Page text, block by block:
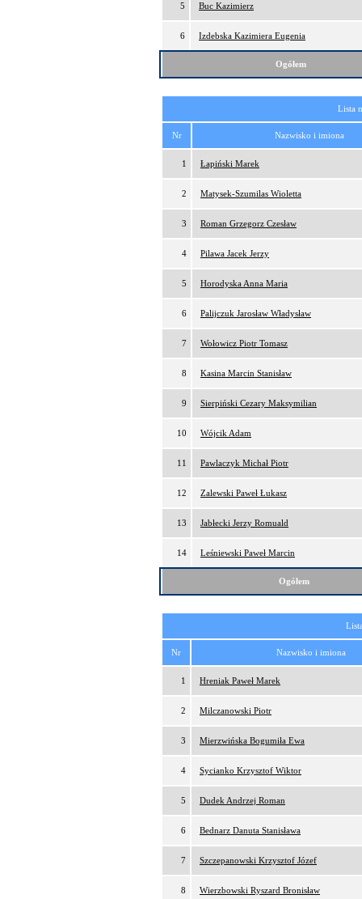
5 Buc Kazimierz
6 Izdebska Kazimiera Eugenia
Ogółem
Lista
Nr Nazwisko i imiona
1 Łapiński Marek
2 Matysek-Szumilas Wioletta
3 Roman Grzegorz Czesław
4 Pilawa Jacek Jerzy
5 Horodyska Anna Maria
6 Palijczuk Jarosław Władysław
7 Wołowicz Piotr Tomasz
8 Kasina Marcin Stanisław
9 Sierpiński Cezary Maksymilian
10 Wójcik Adam
11 Pawlaczyk Michał Piotr
12 Zalewski Paweł Łukasz
13 Jabłecki Jerzy Romuald
14 Leśniewski Paweł Marcin
Ogółem
Nr Nazwisko i imiona
1 Hreniak Paweł Marek
2 Milczanowski Piotr
3 Mierzwińska Bogumiła Ewa
4 Sycianko Krzysztof Wiktor
5 Dudek Andrzej Roman
6 Bednarz Danuta Stanisława
7 Szczepanowski Krzysztof Józef
8 Wierzbowski Ryszard Bronisław